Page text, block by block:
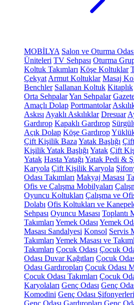
MOBİLYA Salon ve Oturma
Üniteleri TV Sehpası Oturma
Koltuk Takımları Köşe Koltuklar
Çekyat Armut Koltuklar Masaj
Benchler Sallanan Koltuk Kitaplık
Orta SehpalarYan Sehpalar
Amaçlı Dolap Portmantolar
Askısı Ayaklı Askılıklar Dresuar
Gardırop Kapaklı Gardırop
Açık Dolap Köşe Gardırop
Çift Kişilik Baza Yatak Başlığı
Kişilik Yatak Başlığı Yatak Çift
Yatak Hasta Yatağı Yatak Pedi &
Karyola Çift Kişilik Karyola
Odası Takımları Makyaj Masası
Ofis ve Çalışma Mobilyaları
Oyuncu Koltukları Çalışma ve
Dolabı Ofis Koltukları ve
Sehpası Oyuncu Masası Toplantı
Takımları Yemek Odası Yemek
Masası Sandalyesi Konsol Servis
Takımları Yemek Masası ve
Takımları Çocuk Odası Çocuk
Odası Duvar Kağıtları Çocuk
Odası Gardıropları Çocuk Odası
Çocuk Odası Takımları Çocuk
Karyolaları Genç Odası Genç
Komodini Genç Odası Şifonyerleri
Genç Odası Gardıropları Genç